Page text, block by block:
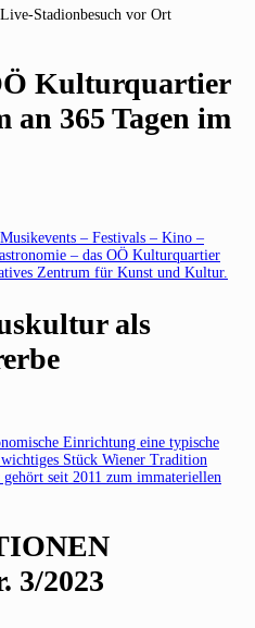
Live-Stadionbesuch vor Ort
Kulturquartier
365 Tagen im
– Festivals – Kino –
– das OÖ Kulturquartier
Zentrum für Kunst und Kultur.
als
Einrichtung eine typische
Stück Wiener Tradition
seit 2011 zum immateriellen
3/2023